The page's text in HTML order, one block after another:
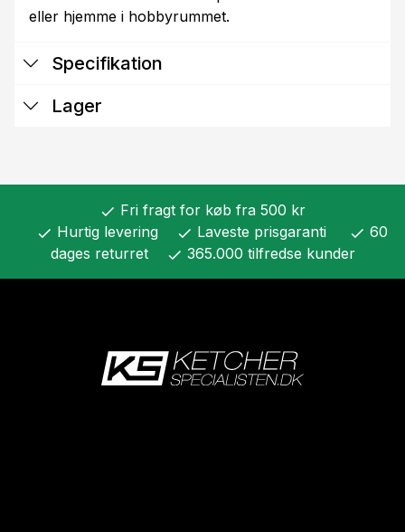
eller hjemme i hobbyrummet.
Specifikation
Lager
check Fri fragt for køb fra 500 kr
check Hurtig levering check Laveste prisgaranti check 60
dages returret
check 365.000 tilfredse kunder